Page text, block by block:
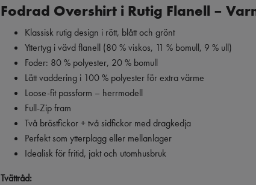
Fodrad Overshirt i Rutig Flanell –
Klassisk rutig design i rött, blått och grönt
Yttertyg i vävd flanell (80 % viskos, 11 % bomull, 9 % ull)
Foder: 80 % polyester, 20 % bomull
Lätt vaddering i 100 % polyester för extra värme
Loose-fit passform – herrmodell
Full-Zip fram
Två bröstfickor + två sidfickor med dragkedja
Perfekt som ytterplagg eller mellanlager
Idealisk för fritid, jakt och utomhusbruk
Tvättråd: